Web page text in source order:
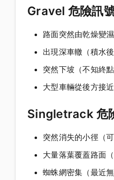
Gravel 危險訊
路面突然由乾燥變
出現深車轍（積水
突然下坡（不知終點
大型車輛從後方接近
Singletrack 危
突然消失的小徑（可
大量落葉覆蓋路面（
蜘蛛網密集（最近